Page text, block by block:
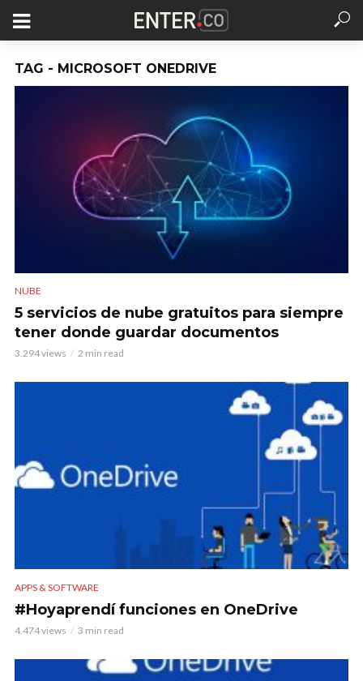
TAG - MICROSOFT ONEDRIVE
NUBE
5 servicios de nube gratuitos para siempre
tener donde guardar documentos
3.294 views 2 min read
APPS & SOFTWARE
#Hoyaprendí funciones en OneDrive
4.474 views 3 min read